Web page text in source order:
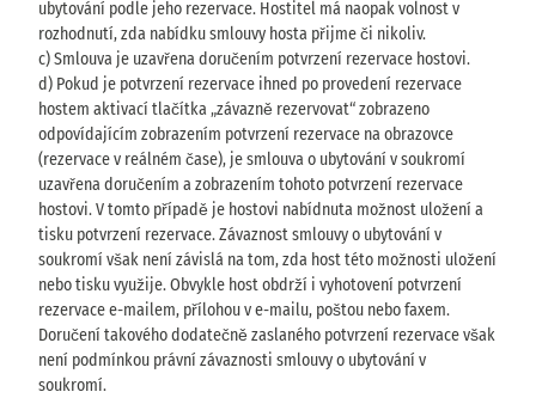
ubytování podle jeho rezervace. Hostitel má naopak volnost v
rozhodnutí, zda nabídku smlouvy hosta přijme či nikoliv.
c) Smlouva je uzavřena doručením potvrzení rezervace hostovi.
d) Pokud je potvrzení rezervace ihned po provedení rezervace
hostem aktivací tlačítka „závazně rezervovat“ zobrazeno
odpovídajícím zobrazením potvrzení rezervace na obrazovce
(rezervace v reálném čase), je smlouva o ubytování v soukromí
uzavřena doručením a zobrazením tohoto potvrzení rezervace
hostovi. V tomto případě je hostovi nabídnuta možnost uložení a
tisku potvrzení rezervace. Závaznost smlouvy o ubytování v
soukromí však není závislá na tom, zda host této možnosti uložení
nebo tisku využije. Obvykle host obdrží i vyhotovení potvrzení
rezervace e-mailem, přílohou v e-mailu, poštou nebo faxem.
Doručení takového dodatečně zaslaného potvrzení rezervace však
není podmínkou právní závaznosti smlouvy o ubytování v
soukromí.